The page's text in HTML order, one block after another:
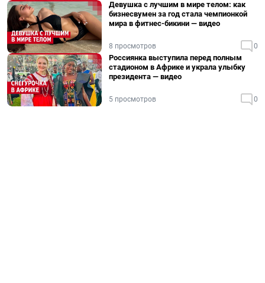
Девушка с лучшим в мире телом: как
бизнесвумен за год стала чемпионкой
мира в фитнес-бикини — видео
8 просмотров 0
Россиянка выступила перед полным
стадионом в Африке и украла улыбку
президента — видео
5 просмотров 0